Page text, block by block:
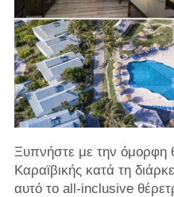
Ξυπνήστε με την όμορφη
Καραϊβικής κατά τη
αυτό το all-inclusive